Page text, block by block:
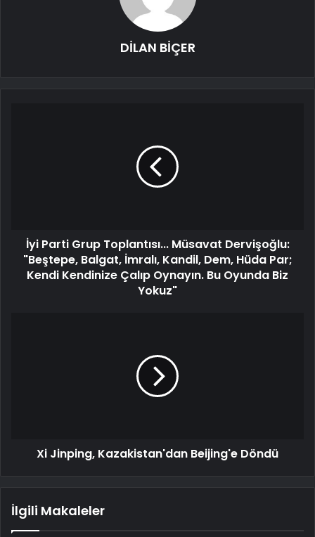
DİLAN BİÇER
İyi Parti Grup Toplantısı... Müsavat Dervişoğlu:
"Beştepe, Balgat, İmralı, Kandil, Dem, Hüda Par;
Kendi Kendinize Çalıp Oynayın. Bu Oyunda Biz
Yokuz"
Xi Jinping, Kazakistan'dan Beijing'e Döndü
İlgili Makaleler